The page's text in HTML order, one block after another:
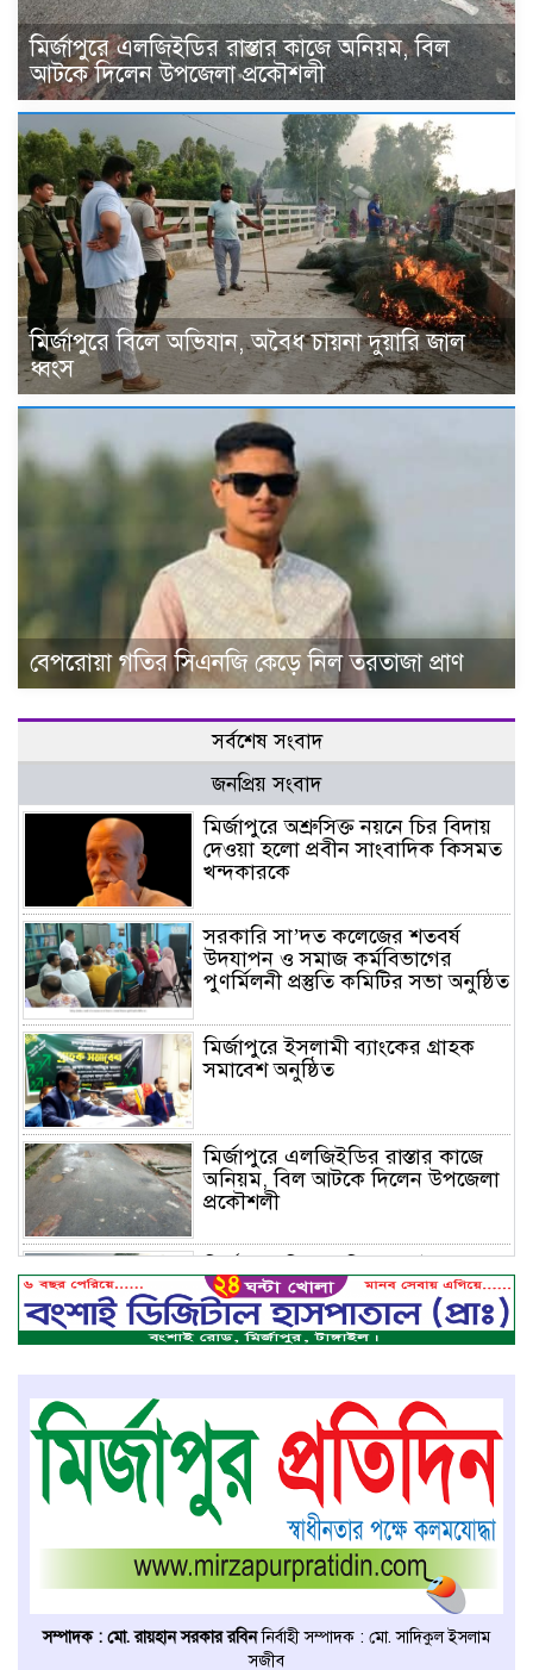
মির্জাপুরে এলজিইডির রাস্তার কাজে অনিয়ম, বিল
আটকে দিলেন উপজেলা প্রকৌশলী
মির্জাপুরে বিলে অভিযান, অবৈধ চায়না দুয়ারি জাল
ধ্বংস
বেপরোয়া গতির সিএনজি কেড়ে নিল তরতাজা প্রাণ
সর্বশেষ সংবাদ
জনপ্রিয় সংবাদ
মির্জাপুরে অশ্রুসিক্ত নয়নে চির বিদায়
দেওয়া হলো প্রবীন সাংবাদিক কিসমত
খন্দকারকে
সরকারি সা’দত কলেজের শতবর্ষ
উদযাপন ও সমাজ কর্মবিভাগের
পুণর্মিলনী প্রস্তুতি কমিটির সভা অনুষ্ঠিত
মির্জাপুরে ইসলামী ব্যাংকের গ্রাহক
সমাবেশ অনুষ্ঠিত
মির্জাপুরে এলজিইডির রাস্তার কাজে
অনিয়ম, বিল আটকে দিলেন উপজেলা
প্রকৌশলী
দুয়ারি জাল ধ্বংস
মির্জাপুরে বহুরিয়া সরকারি প্রাথমিক
বিদ্যালয়ের ম্যানেজিং কমিটি গঠন
মির্জাপুরে ধান ভিজে যাওয়াকে কেন্দ্র
করে ছোট ভাইয়ের হামলায় বড় ভাই
নিহত
সম্পাদক : মো. রায়হান সরকার রবিননির্বাহী সম্পাদক : মো. সাদিকুল ইসলাম
সজীব